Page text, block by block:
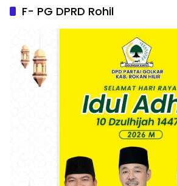
F- PG DPRD Rohil